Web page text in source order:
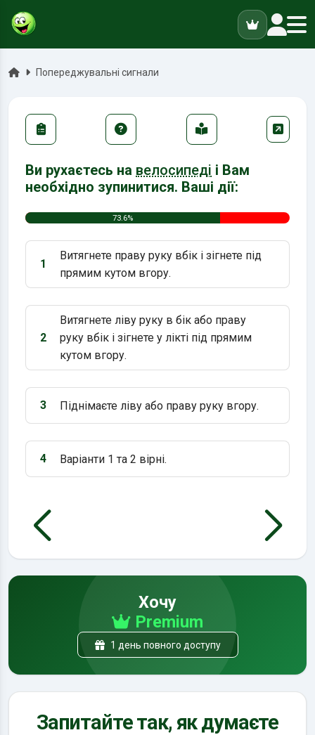
ГоловнаПопереджувальні сигнали
Ви рухаєтесь на велосипеді і Вам
необхідно зупинитися. Ваші дії:
73.6%
Варіант 1:
1
Витягнете праву руку вбік і зігнете під
прямим кутом вгору.
Варіант 2:
2
Витягнете ліву руку в бік або праву
руку вбік і зігнете у лікті під прямим
кутом вгору.
Варіант 3:
3 Піднімаєте ліву або праву руку вгору.
Варіант 4:
4 Варіанти 1 та 2 вірні.
Хочу
Premium
1 день повного доступу
Запитайте так, як думаєте